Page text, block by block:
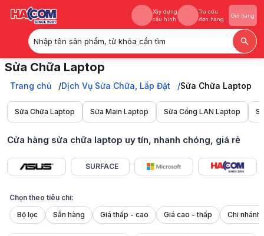
Xây dựng
cấu hình
Tra cứu
đơn hàng
Giỏ hàng
Nhập tên sản phẩm, từ khóa cần tìm
Xây dựng
Tra cứu
Sửa Chữa Laptop
Sửa laptop tại HACOM: Uy tín, khắc phục lỗi nhanh chóng, giá rẻ,
Trang chủ
Sửa Chữa Laptop
Trang chủ Dịch Vụ Sửa Chữa, Lắp Đặt Sửa Chữa Laptop
Sửa Chữa Laptop Sửa Main Laptop Sửa Cổng LAN Laptop
Cửa hàng sửa chữa laptop uy tín, nhanh chóng, giá rẻ
SURFACE
Chọn theo tiêu chí:
Bộ lọc
Sẵn hàng Giá thấp - cao Giá cao - thấp